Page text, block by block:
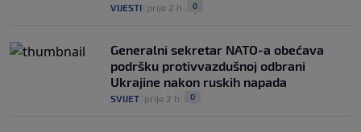
VIJESTI prije 2 h 0
Generalni sekretar NATO-a obećava
podršku protivvazdušnoj odbrani
Ukrajine nakon ruskih napada
SVIJET prije 2 h 0